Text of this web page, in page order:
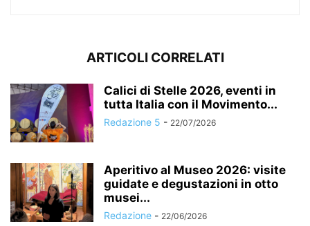
ARTICOLI CORRELATI
Calici di Stelle 2026, eventi in
tutta Italia con il Movimento...
Redazione 5 - 22/07/2026
Aperitivo al Museo 2026: visite
guidate e degustazioni in otto
musei...
Redazione - 22/06/2026